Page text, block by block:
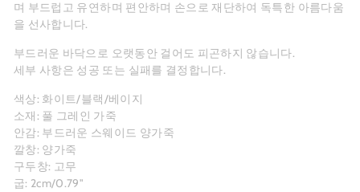
며 부드럽고 유연하며 편안하며 손으로 재단하여 독특한 아름다움
을 선사합니다.
부드러운 바닥으로 오랫동안 걸어도 피곤하지 않습니다.
세부 사항은 성공 또는 실패를 결정합니다.
색상: 화이트/블랙/베이지
소재: 풀 그레인 가죽
안감: 부드러운 스웨이드 양가죽
깔창: 양가죽
구두창: 고무
굽: 2cm/0.79"